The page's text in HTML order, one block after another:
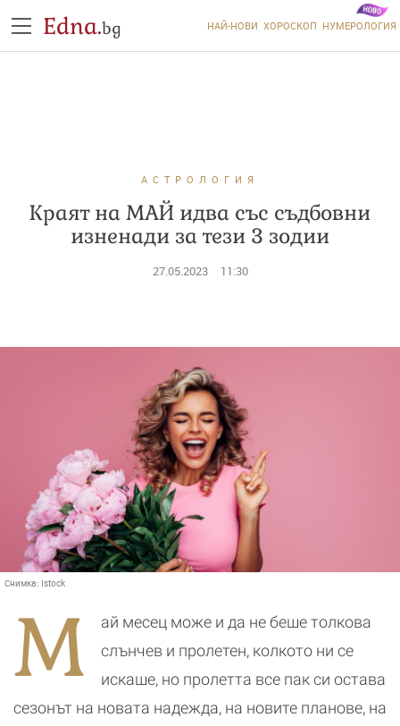
Edna.bg НАЙ-НОВИ ХОРОСКОП НУМЕРОЛОГИЯ
АСТРОЛОГИЯ
Краят на МАЙ идва със съдбовни
изненади за тези 3 зодии
27.05.2023 11:30
Снимка: Istock
М
ай месец може и да не беше толкова
слънчев и пролетен, колкото ни се
искаше, но пролетта все пак си остава
сезонът на новата надежда, на новите планове, на